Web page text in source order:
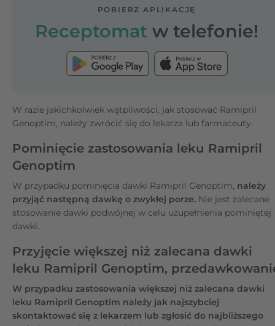
POBIERZ APLIKACJĘ
Receptomat w telefonie!
W razie jakichkolwiek wątpliwości, jak stosować Ramipril
Genoptim, należy zwrócić się do lekarza lub farmaceuty.
Pominięcie zastosowania leku Ramipril
Genoptim
W przypadku pominięcia dawki Ramipril Genoptim, należy
przyjąć następną dawkę o zwykłej porze. Nie jest zalecane
stosowanie dawki podwójnej w celu uzupełnienia pominiętej
dawki.
Przyjęcie większej niż zalecana dawki
leku Ramipril Genoptim,
W przypadku zastosowania większej niż zalecana dawki
leku Ramipril Genoptim należy jak najszybciej
skontaktować się z lekarzem lub zgłosić do najbliższego